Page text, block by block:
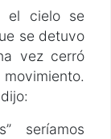
el cielo se
se detuvo
vez cerró
seríamos